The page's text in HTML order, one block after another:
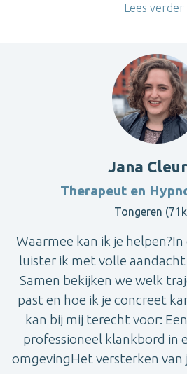
Lees verder
Jana
Therapeut en
Tongeren
Waarmee kan ik je
luister ik met volle
Samen bekijken we welk
past en hoe ik je concreet
kan bij mij terecht voor:
professioneel klankbord in
omgevingHet versterken van